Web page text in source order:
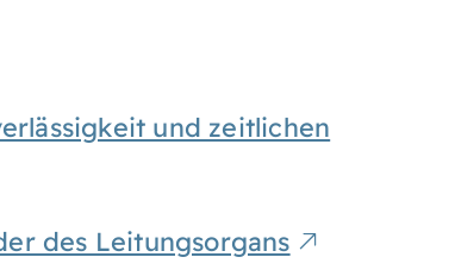
und zeitlichen
des Leitungsorgans